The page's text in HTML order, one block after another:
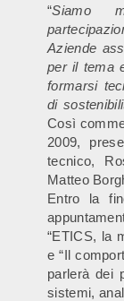
“Siamo
Aziende
per il tema
formarsi
di
Così
2009,
tecnico,
Matteo
Entro la
“ETICS, la
e “Il
parlerà dei
sistemi,